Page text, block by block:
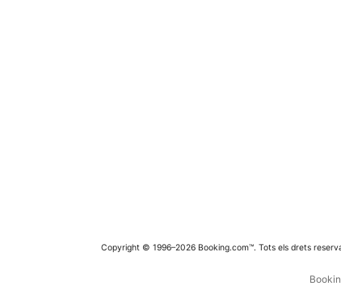
Copyright © 1996–2026 Booking.com™. Tots els drets